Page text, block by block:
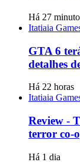
Há 27
Itatiaia
GTA 6
detalhes
Há 22 horas
Itatiaia
Review -
terror co-
Há 1 dia